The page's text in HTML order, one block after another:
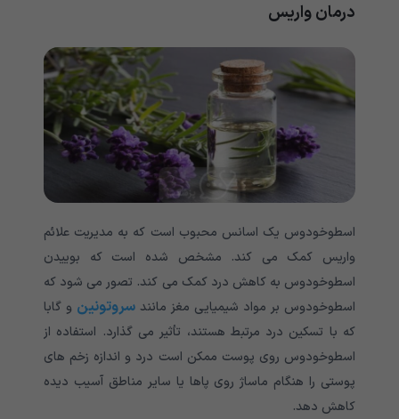
درمان واریس
اسطوخودوس یک اسانس محبوب است که به مدیریت علائم
واریس کمک می کند. مشخص شده است که بوییدن
اسطوخودوس به کاهش درد کمک می کند. تصور می شود که
اسطوخودوس بر مواد شیمیایی مغز مانند سروتونین و گابا
که با تسکین درد مرتبط هستند، تأثیر می گذارد. استفاده از
اسطوخودوس روی پوست ممکن است درد و اندازه زخم های
پوستی را هنگام ماساژ روی پاها یا سایر مناطق آسیب دیده
کاهش دهد.